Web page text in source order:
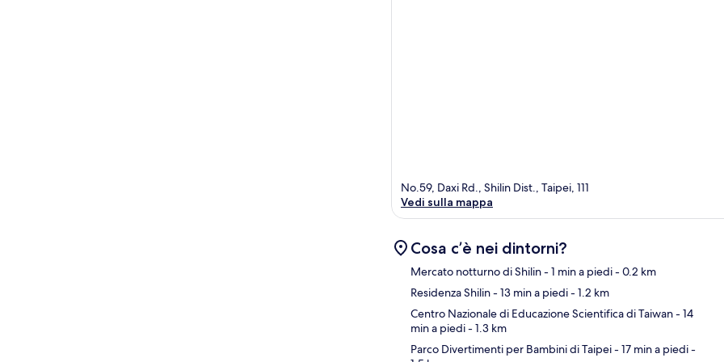
No.59, Daxi Rd., Shilin Dist., Taipei, 111
Vedi sulla mappa
Cosa c’è nei dintorni?
Mercato notturno di Shilin- 1 min a piedi- 0.2 km
Residenza Shilin- 13 min a piedi- 1.2 km
Centro Nazionale di Educazione Scientifica di Taiwan- 14
min a piedi- 1.3 km
Parco Divertimenti per Bambini di Taipei- 17 min a piedi-